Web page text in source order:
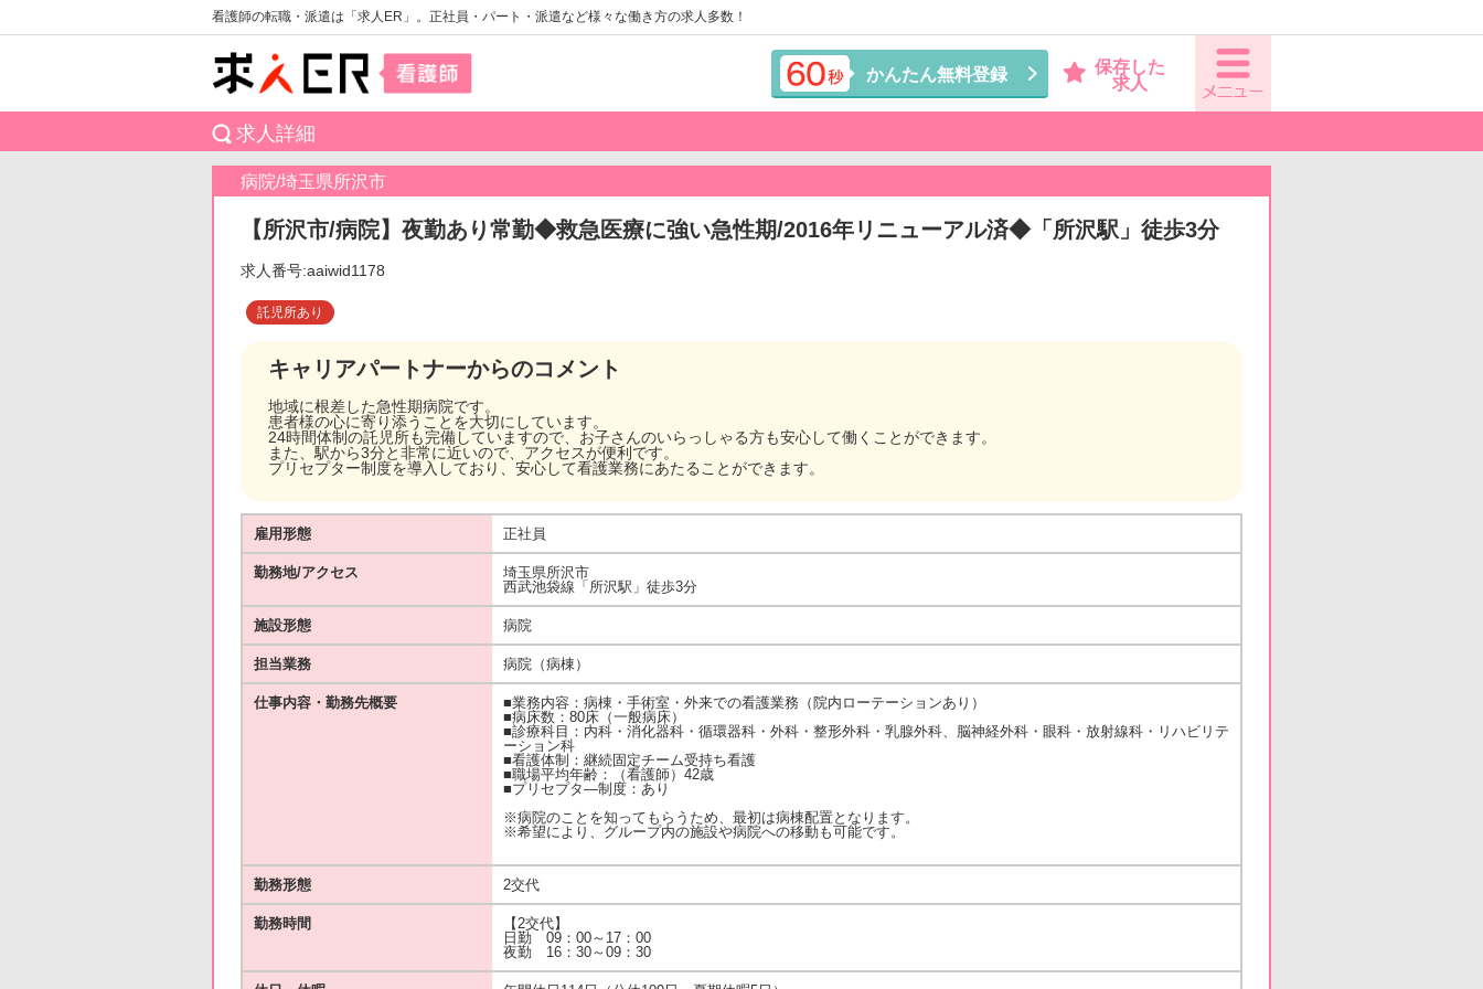
看護師の転職・派遣は「求人ER」。正社員・パート・派遣など様々な働き方の求人多数！
かんたん無料登録
保存した
求人
求人詳細
病院/埼玉県所沢市
【所沢市/病院】夜勤あり常勤◆救急医療に強い急性期/2016年リニューアル済◆「所沢駅」徒歩3分
求人番号:aaiwid1178
託児所あり
キャリアパートナーからのコメント
地域に根差した急性期病院です。
患者様の心に寄り添うことを大切にしています。
24時間体制の託児所も完備していますので、お子さんのいらっしゃる方も安心して働くことができます。
また、駅から3分と非常に近いので、アクセスが便利です。
プリセプター制度を導入しており、安心して看護業務にあたることができます。
雇用形態 正社員
勤務地/アクセス
埼玉県所沢市
西武池袋線「所沢駅」徒歩3分
施設形態 病院
担当業務 病院（病棟）
仕事内容・勤務先概要
■業務内容：病棟・手術室・外来での看護業務（院内ローテーションあり）
■病床数：80床（一般病床）
■診療科目：内科・消化器科・循環器科・外科・整形外科・乳腺外科、脳神経外科・眼科・放射線科・リハビリテ
ーション科
■看護体制：継続固定チーム受持ち看護
■職場平均年齢：（看護師）42歳
■プリセプタ―制度：あり
※病院のことを知ってもらうため、最初は病棟配置となります。
※希望により、グループ内の施設や病院への移動も可能です。
勤務形態 2交代
勤務時間
【2交代】
日勤 09：00～17：00
夜勤 16：30～09：30